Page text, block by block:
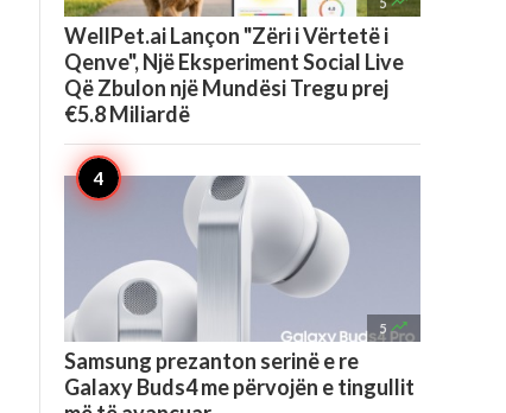
WellPet.ai Lançon "Zëri i Vërtetë i
Qenve", Një Eksperiment Social Live
Që Zbulon një Mundësi Tregu prej
€5.8 Miliardë
5 
Samsung prezanton serinë e re
Galaxy Buds4 me përvojën e tingullit